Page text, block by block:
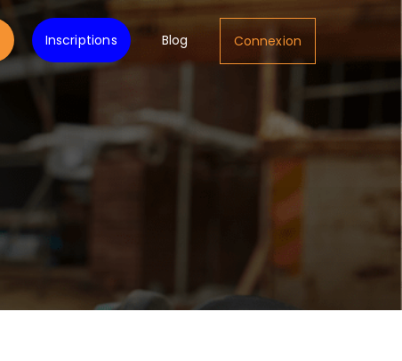
Inscriptions Blog Connexion